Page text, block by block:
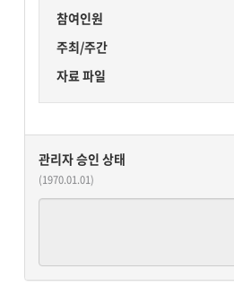
참여인원
주최/주간
자료 파일
관리자 승인 상태
(1970.01.01)